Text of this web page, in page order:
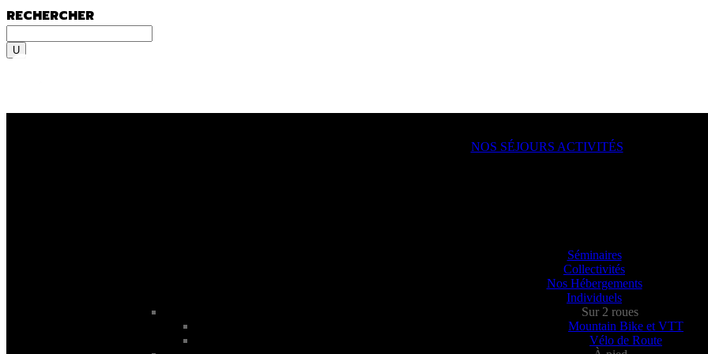
RECHERCHER
NOS SÉJOURS ACTIVITÉS
Séminaires
Collectivités
Nos Hébergements
Individuels
Sur 2 roues
Mountain Bike et VTT
Vélo de Route